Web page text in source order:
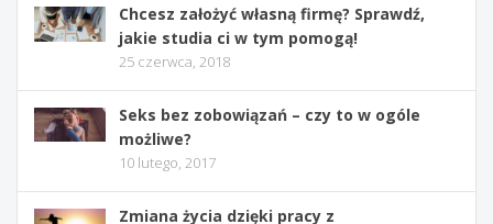
Chcesz założyć własną firmę? Sprawdź,
jakie studia ci w tym pomogą!
25 czerwca, 2018
Seks bez zobowiązań – czy to w ogóle
możliwe?
10 lutego, 2017
Zmiana życia dzięki pracy z